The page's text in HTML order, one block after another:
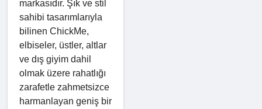
markasıdır. Şık ve stil
sahibi tasarımlarıyla
bilinen ChickMe,
elbiseler, üstler, altlar
ve dış giyim dahil
olmak üzere rahatlığı
zarafetle zahmetsizce
harmanlayan geniş bir